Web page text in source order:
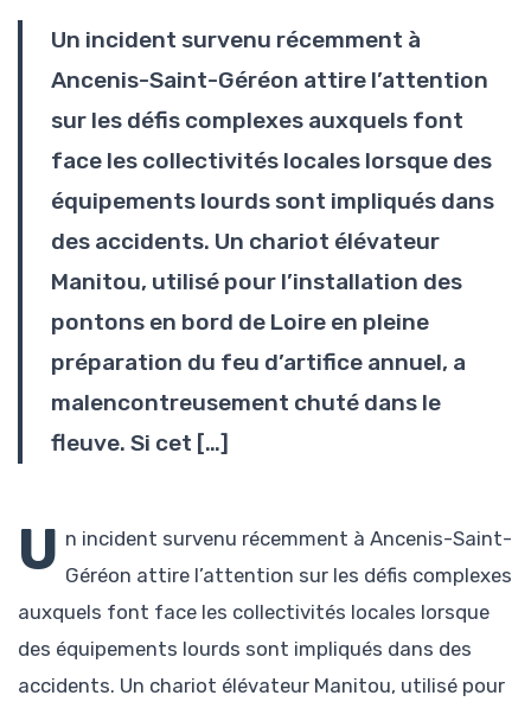
Un incident survenu récemment à
Ancenis-Saint-Géréon attire l’attention
sur les défis complexes auxquels font
face les collectivités locales lorsque des
équipements lourds sont impliqués dans
des accidents. Un chariot élévateur
Manitou, utilisé pour l’installation des
pontons en bord de Loire en pleine
préparation du feu d’artifice annuel, a
malencontreusement chuté dans le
fleuve. Si cet […]
U n incident survenu récemment à Ancenis-Saint-
Géréon attire l’attention sur les défis complexes
auxquels font face les collectivités locales lorsque
des équipements lourds sont impliqués dans des
accidents. Un chariot élévateur Manitou, utilisé pour